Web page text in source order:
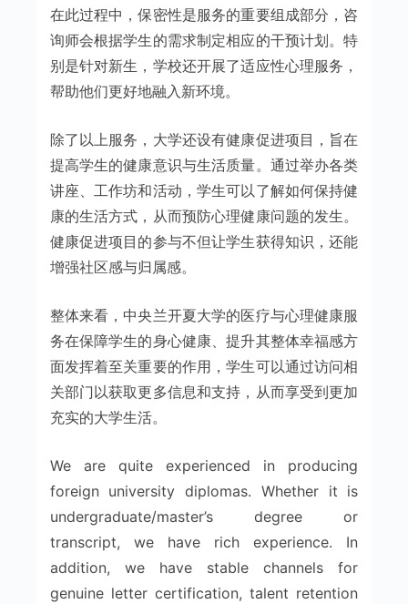
在此过程中，保密性是服务的重要组成部分，咨
询师会根据学生的需求制定相应的干预计划。特
别是针对新生，学校还开展了适应性心理服务，
帮助他们更好地融入新环境。
除了以上服务，大学还设有健康促进项目，旨在
提高学生的健康意识与生活质量。通过举办各类
讲座、工作坊和活动，学生可以了解如何保持健
康的生活方式，从而预防心理健康问题的发生。
健康促进项目的参与不但让学生获得知识，还能
增强社区感与归属感。
整体来看，中央兰开夏大学的医疗与心理健康服
务在保障学生的身心健康、提升其整体幸福感方
面发挥着至关重要的作用，学生可以通过访问相
关部门以获取更多信息和支持，从而享受到更加
充实的大学生活。
We are quite experienced in producing
foreign university diplomas. Whether it is
undergraduate/master’s degree or
transcript, we have rich experience. In
addition, we have stable channels for
genuine letter certification, talent retention